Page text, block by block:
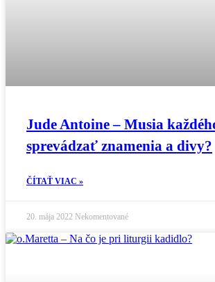
Jude Antoine – Musia
sprevádzať znamenia a divy?
ČÍTAŤ VIAC »
20. mája 2022 Nekomentované